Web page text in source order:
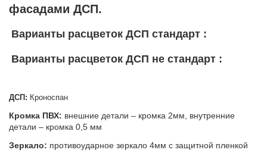
фасадами ДСП.
Варианты расцветок ДСП стандарт :
Варианты расцветок ДСП не стандарт :
ДСП: Кроноспан
Кромка ПВХ: внешние детали – кромка 2мм, внутренние
детали – кромка 0,5 мм
Зеркало: противоударное зеркало 4мм с защитной пленкой